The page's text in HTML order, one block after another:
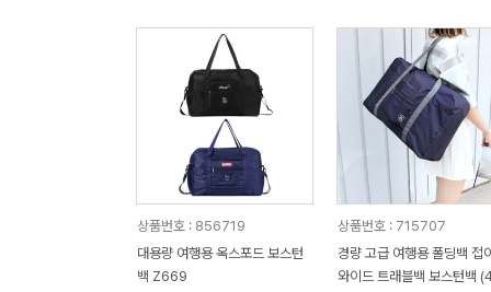
상품번호 : 856719
대용량 여행용 옥스포드 보스턴
백 Z669
상품번호 : 715707
경량 고급 여행용 폴딩백 접
와이드 트래블백 보스턴백